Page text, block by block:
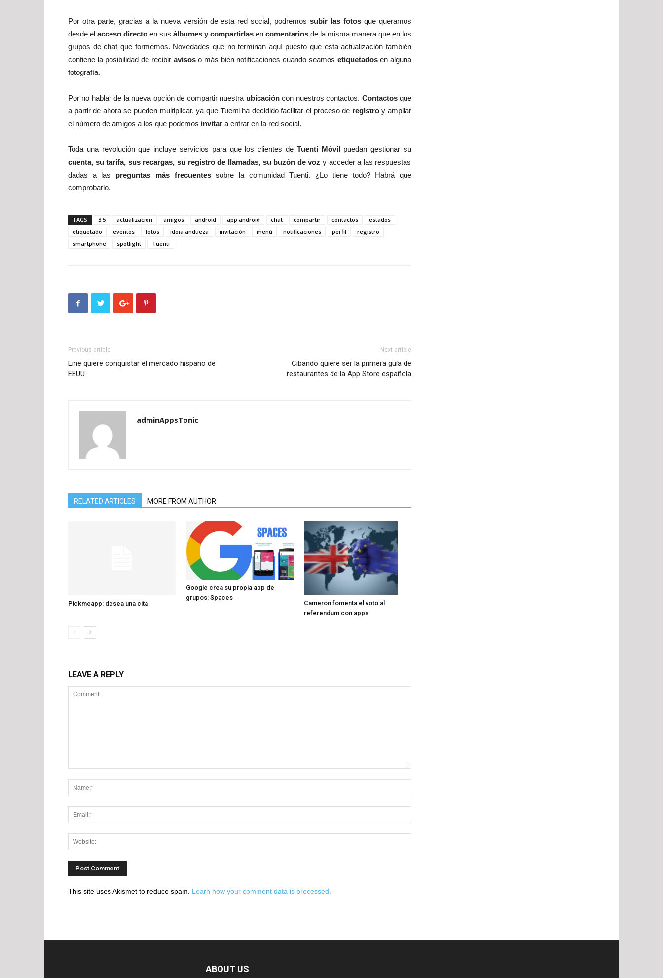
Por otra parte, gracias a la nueva versión de esta red social, podremossubir las fotos que queramos
desde el acceso directo en sus álbumes y compartirlas en comentarios de la misma manera que en los
grupos de chat que formemos. Novedades que no terminan aquí puesto que esta actualización también
contiene la posibilidad de recibiravisoso más bien notificaciones cuando seamos etiquetadosen alguna
fotografía.
Por no hablar de la nueva opción de compartir nuestra ubicacióncon nuestros contactos. Contactosque
a partir de ahora se pueden multiplicar, ya que Tuenti ha decidido facilitar el proceso de registroy ampliar
el número de amigos a los que podemos invitar a entrar en la red social.
Toda una revolución que incluye servicios para que los clientes de Tuenti Móvilpuedan gestionar su
cuenta, su tarifa, sus recargas, su registrode llamadas, su buzón de voz y acceder a las respuestas
dadas a las preguntas más frecuentessobre la comunidad Tuenti. ¿Lo tiene todo? Habrá que
comprobarlo.
TAGS 3.5 actualización amigos android app android chat compartir contactos
estados
etiquetado
eventos fotos idoia andueza invitación menú notificaciones perfil
registro
smartphone
spotlight Tuenti
Previous article
Line quiere conquistar el mercado hispano de
EEUU
Next article
Cibando quiere ser la primera guía de
restaurantes de la App Store española
adminAppsTonic
RELATED ARTICLES MORE FROM AUTHOR
Pickmeapp: desea una cita
Google crea su propia app de
grupos: Spaces
Cameron fomenta el voto al
referendum con apps
LEAVE A REPLY
This site uses Akismet to reduce spam. Learn how your comment data is processed.
ABOUT US